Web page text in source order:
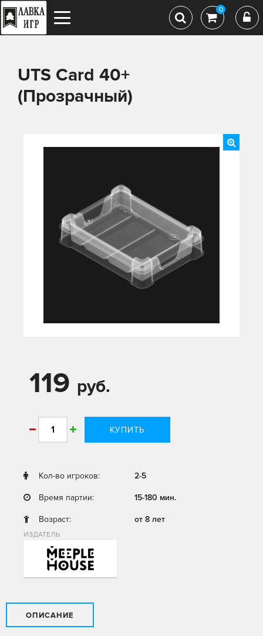
0
UTS Card 40+
(Прозрачный)
119 руб.
КУПИТЬ
Кол-во игроков: 2-5
Время партии: 15-180 мин.
Возраст: от 8 лет
ИЗДАТЕЛЬ
ОПИСАНИЕ